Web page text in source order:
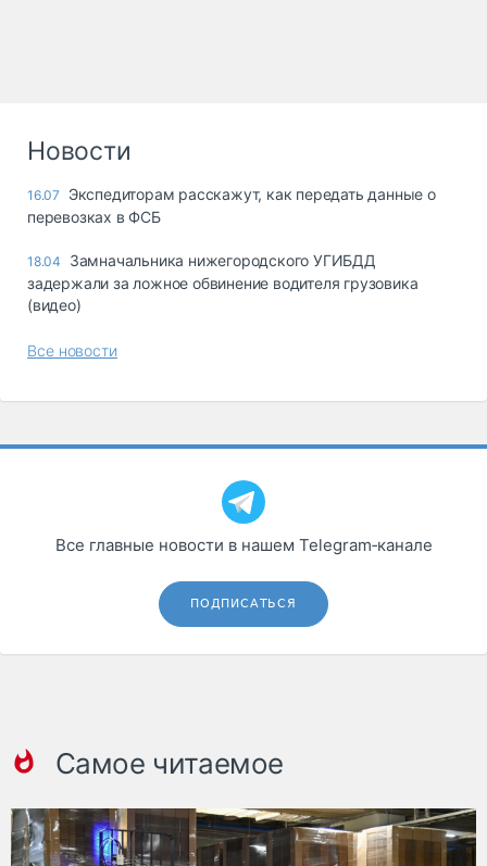
Новости
16.07
Экспедиторам расскажут, как передать данные о
перевозках в ФСБ
18.04
Замначальника нижегородского УГИБДД
задержали за ложное обвинение водителя грузовика
(видео)
Все новости
Все главные новости в нашем Telegram‑канале
ПОДПИСАТЬСЯ
Самое читаемое